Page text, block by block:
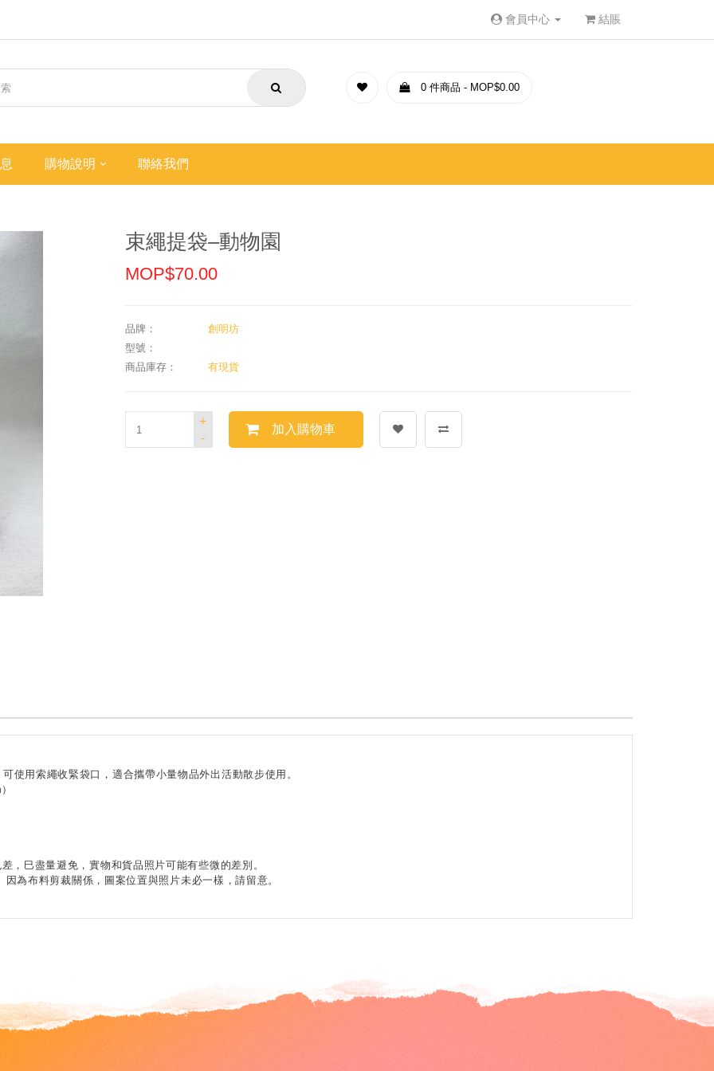
會員中心 結賬
0 件商品 - MOP$0.00
購物說明 聯絡我們
束繩提袋–動物園
MOP$70.00
品牌：
創明坊
型號：
商品庫存：
有現貨
-
+
加入購物車
使用索繩收緊袋口，適合攜帶小量物品外出活動散步使用。
，巳盡量避免，實物和貨品照片可能有些微的差別。
為布料剪裁關係，圖案位置與照片未必一樣，請留意。